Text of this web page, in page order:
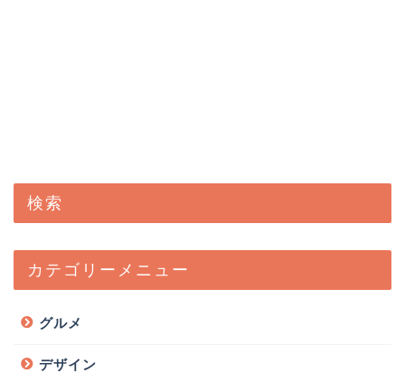
検索
カテゴリーメニュー
グルメ
デザイン